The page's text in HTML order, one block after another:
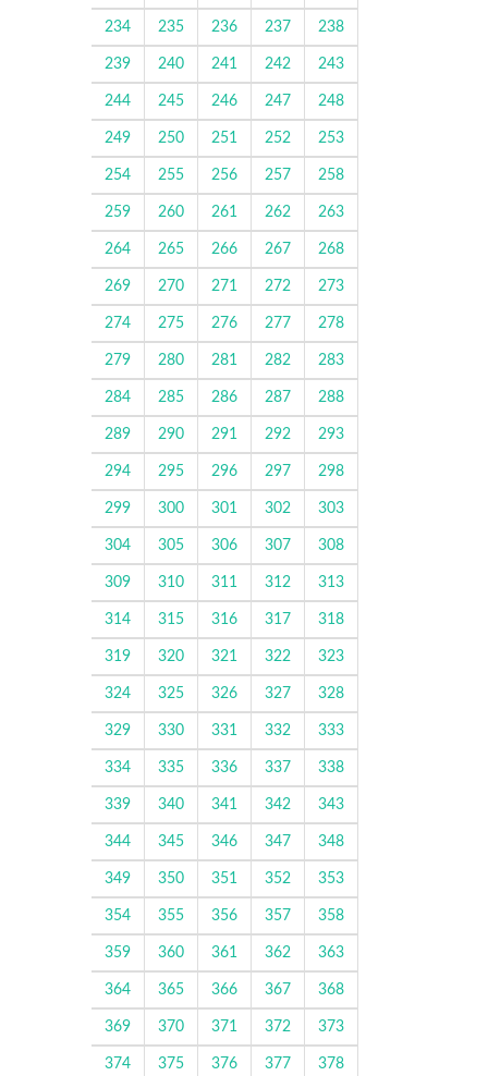
234 235 236 237 238
239 240 241 242 243
244 245 246 247 248
249 250 251 252 253
254 255 256 257 258
259 260 261 262 263
264 265 266 267 268
269 270 271 272 273
274 275 276 277 278
279 280 281 282 283
284 285 286 287 288
289 290 291 292 293
294 295 296 297 298
299 300 301 302 303
304 305 306 307 308
309 310 311 312 313
314 315 316 317 318
319 320 321 322 323
324 325 326 327 328
329 330 331 332 333
334 335 336 337 338
339 340 341 342 343
344 345 346 347 348
349 350 351 352 353
354 355 356 357 358
359 360 361 362 363
364 365 366 367 368
369 370 371 372 373
374 375 376 377 378